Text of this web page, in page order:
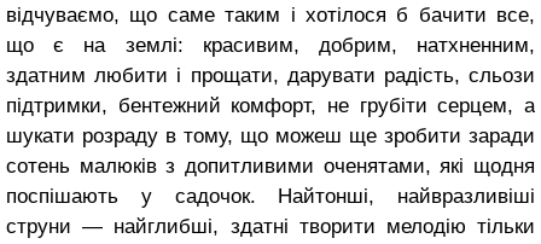
відчуваємо, що саме таким і хотілося б бачити все,
що є на землі: красивим, добрим, натхненним,
здатним любити і прощати, дарувати радість, сльози
підтримки, бентежний комфорт, не грубіти серцем, а
шукати розраду в тому, що можеш ще зробити заради
сотень малюків з допитливими оченятами, які щодня
поспішають у садочок. Найтонші, найвразливіші
струни — найглибші, здатні творити мелодію тільки